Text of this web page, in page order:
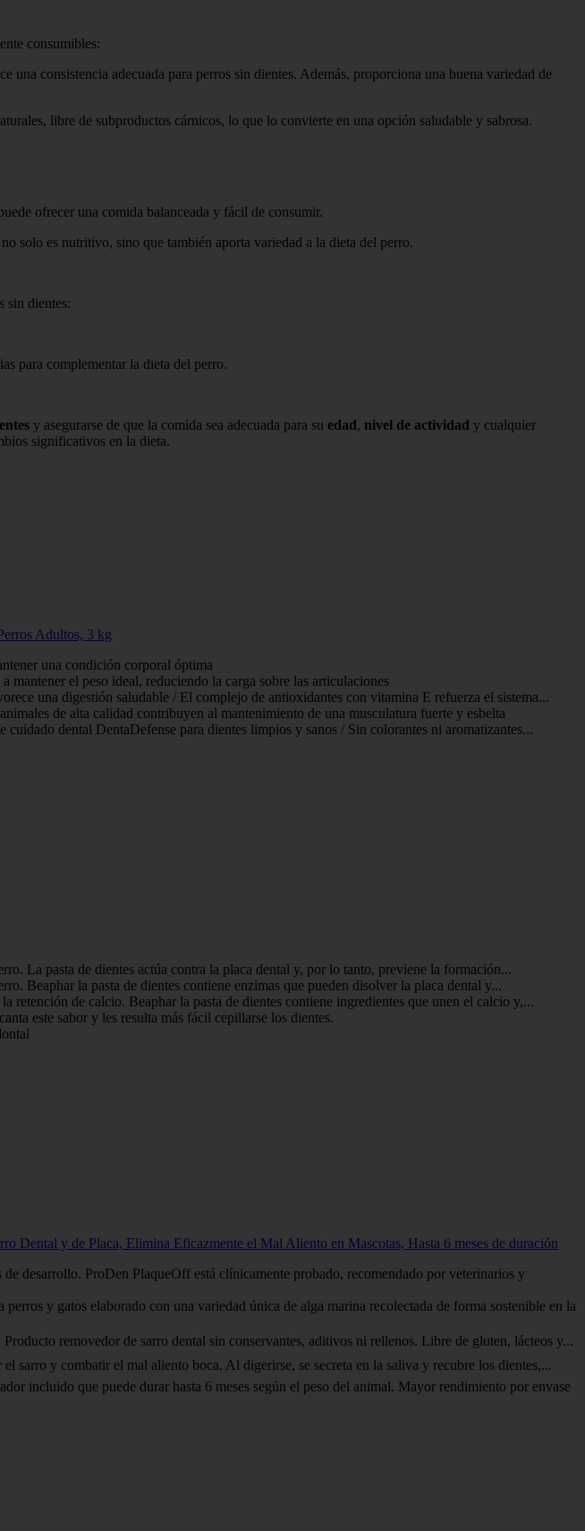
consumibles:
una consistencia adecuada para perros sin dientes. Además, proporciona una buena variedad de
libre de subproductos cárnicos, lo que lo convierte en una opción saludable y sabrosa.
ofrecer una comida balanceada y fácil de consumir.
solo es nutritivo, sino que también aporta variedad a la dieta del perro.
sin dientes:
para complementar la dieta del perro.
y asegurarse de que la comida sea adecuada para su edad, nivel de actividad y cualquier
significativos en la dieta.
Adultos, 3 kg
una condición corporal óptima
mantener el peso ideal, reduciendo la carga sobre las articulaciones
una digestión saludable / El complejo de antioxidantes con vitamina E refuerza el sistema...
de alta calidad contribuyen al mantenimiento de una musculatura fuerte y esbelta
dental DentaDefense para dientes limpios y sanos / Sin colorantes ni aromatizantes...
La pasta de dientes actúa contra la placa dental y, por lo tanto, previene la formación...
Beaphar la pasta de dientes contiene enzimas que pueden disolver la placa dental y...
de calcio. Beaphar la pasta de dientes contiene ingredientes que unen el calcio y,...
este sabor y les resulta más fácil cepillarse los dientes.
y de Placa, Elimina Eficazmente el Mal Aliento en Mascotas, Hasta 6 meses de duración
desarrollo. ProDen PlaqueOff está clínicamente probado, recomendado por veterinarios y
y gatos elaborado con una variedad única de alga marina recolectada de forma sostenible en la
removedor de sarro dental sin conservantes, aditivos ni rellenos. Libre de gluten, lácteos y...
y combatir el mal aliento boca. Al digerirse, se secreta en la saliva y recubre los dientes,...
que puede durar hasta 6 meses según el peso del animal. Mayor rendimiento por envase